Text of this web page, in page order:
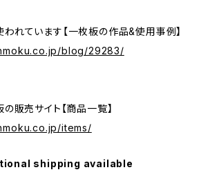
れています【一枚板の作品&使用事例】
blog/29283/
販売サイト【商品一覧】
items/
shipping available